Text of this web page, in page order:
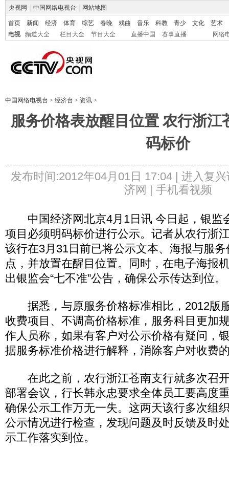
央视网 中国网络电视台 网站地图
首页 新闻 经济 体育 综艺 春晚 戏曲 音乐 科教 青少 文化
艺术
电视
频道大全 栏目大全 节目大全 直播中国 赛事直播 网络
中国网络电视台 > 经济台 > 资讯 >
服务价格表放醒目位置 农行浙江
码标价
发布时间:2012年04月01日 17:04 | 进入复兴
济网 | 手机看视频
中国经济网北京4月1日讯 今日起，银监
项目必须明码标价进行公示。记者从农行浙
该行在3月31日前已将公示文本、海报与服
点，并放置在醒目位置。同时，在电子海报
出银监会“七不准”公告，确保公示传达到位。
据悉，与原服务价格标准相比，2012版
收费项目、不调高价格标准，服务科目更加
作人员称，如果有客户对公示价格有疑问，
据服务标准价格进行解释，消除客户对收费
在此之前，农行浙江苍南支行就多次召
部署会议，行长韩永忠要求全体员工要高度
确保公示工作万无一失。这两天该行多次组
公示情况进行检查，发现问题及时反馈及时
示工作落实到位。